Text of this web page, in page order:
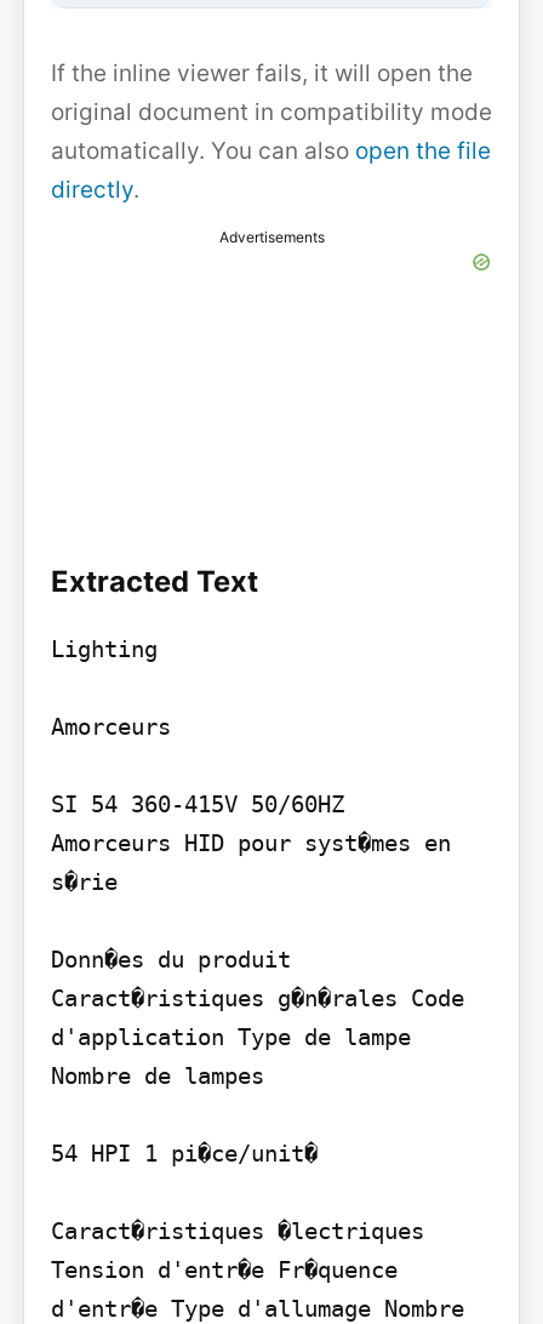
If the inline viewer fails, it will open the
original document in compatibility mode
automatically. You can also open the file
directly.
Advertisements
Extracted Text
Lighting
Amorceurs
SI 54 360-415V 50/60HZ
Amorceurs HID pour syst�mes en
s�rie
Donn�es du produit
Caract�ristiques g�n�rales Code
d'application Type de lampe
Nombre de lampes
54 HPI 1 pi�ce/unit�
Caract�ristiques �lectriques
Tension d'entr�e Fr�quence
d'entr�e Type d'allumage Nombre